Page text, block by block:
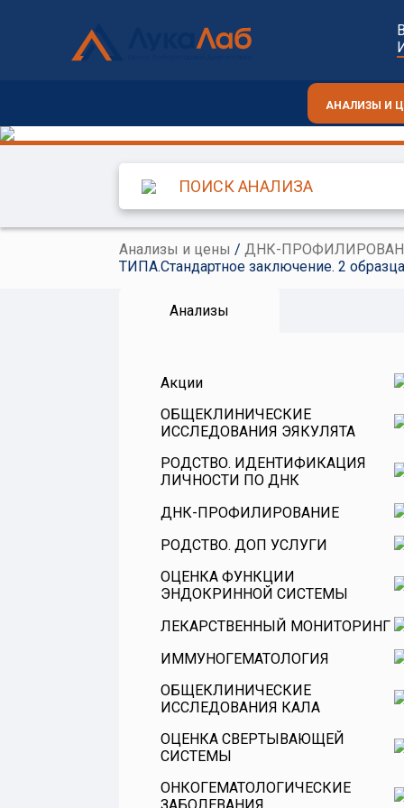
АНАЛИЗЫ И
Анализы и цены / ДНК-
ТИПА.Стандартное заключение. 2
Анализы
Акции
ОБЩЕКЛИНИЧЕСКИЕ
ИССЛЕДОВАНИЯ ЭЯКУЛЯТА
РОДСТВО. ИДЕНТИФИКАЦИЯ
ЛИЧНОСТИ ПО ДНК
ДНК-ПРОФИЛИРОВАНИЕ
РОДСТВО. ДОП УСЛУГИ
ОЦЕНКА ФУНКЦИИ
ЭНДОКРИННОЙ СИСТЕМЫ
Витамины
Оценка функции гипофиза
Оценка эндокринной функции
поджелудочной железы
Оценка функции коры
надпочечников
Оценка функции щитовидной
ЛЕКАРСТВЕННЫЙ МОНИТОРИНГ
ИММУНОГЕМАТОЛОГИЯ
ОБЩЕКЛИНИЧЕСКИЕ
ИССЛЕДОВАНИЯ КАЛА
ОЦЕНКА СВЕРТЫВАЮЩЕЙ
СИСТЕМЫ
ОНКОГЕМАТОЛОГИЧЕСКИЕ